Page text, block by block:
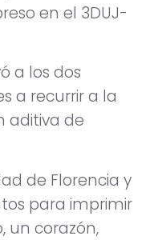
en el 3DUJ-
a los dos
a recurrir a la
aditiva de
de Florencia y
para imprimir
un corazón,